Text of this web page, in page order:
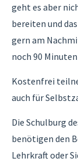
geht es aber
bereiten und
gern am
noch 90
Kostenfrei
auch für
Die Schulburg
benötigen den
Lehrkraft oder